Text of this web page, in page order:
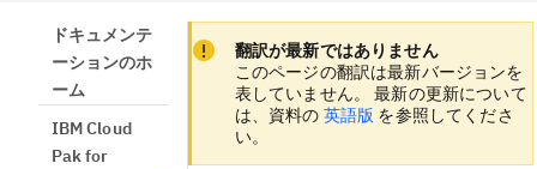
ドキュメンテ
ーションのホ
ーム
IBM Cloud
Pak for
翻訳が最新ではありません
このページの翻訳は最新バージョンを
表していません。 最新の更新について
は、資料の 英語版 を参照してくださ
い。